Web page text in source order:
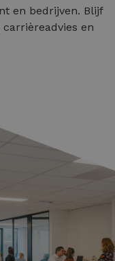
en bedrijven. Blijf
en